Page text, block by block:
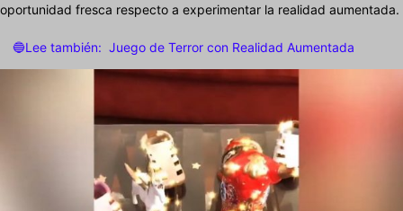
oportunidad fresca respecto a experimentar la realidad aumentada.
🔵Lee también: Juego de Terror con Realidad Aumentada